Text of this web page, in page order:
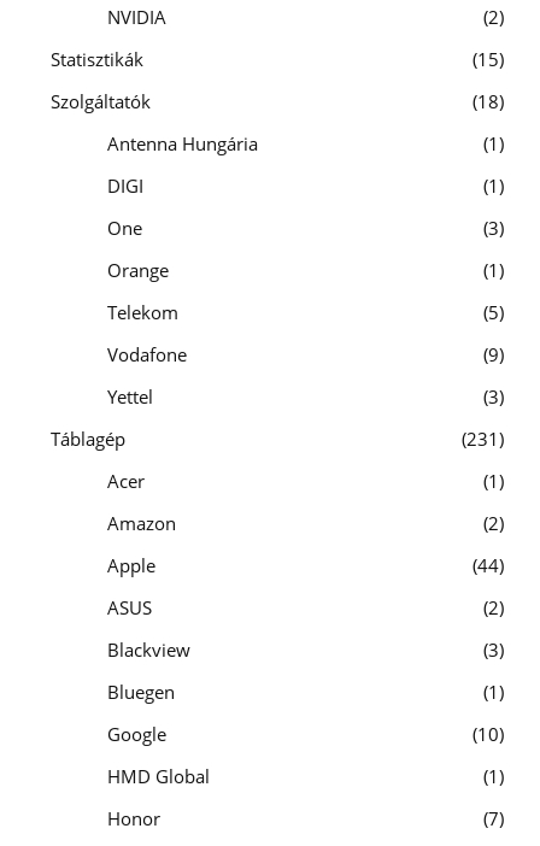
NVIDIA
2
Statisztikák
15
Szolgáltatók
18
Antenna Hungária
1
DIGI
1
One
3
Orange
1
Telekom
5
Vodafone
9
Yettel
3
Táblagép
231
Acer
1
Amazon
2
Apple
44
ASUS
2
Blackview
3
Bluegen
1
Google
10
HMD Global
1
Honor
7